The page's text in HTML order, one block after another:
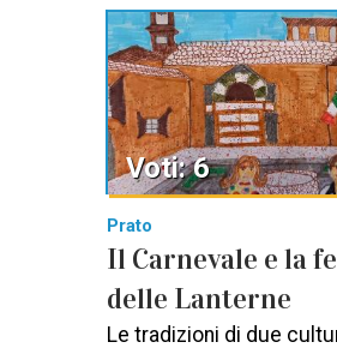
Prato
Il Carnevale e la
delle Lanterne
Le tradizioni di due
Voti: 6